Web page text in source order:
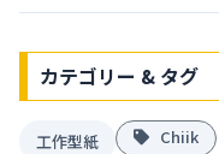
カテゴリー & タグ
工作型紙 Chiik